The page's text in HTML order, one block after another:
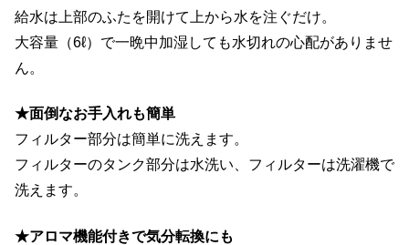
給水は上部のふたを開けて上から水を注ぐだけ。
大容量（6ℓ）で一晩中加湿しても水切れの心配がありませ
ん。
★面倒なお手入れも簡単
フィルター部分は簡単に洗えます。
フィルターのタンク部分は水洗い、フィルターは洗濯機で
洗えます。
★アロマ機能付きで気分転換にも